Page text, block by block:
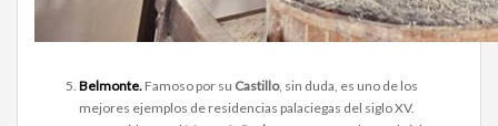
Belmonte. Famoso por su Castillo, sin duda, es uno de los
mejores ejemplos de residencias palaciegas del siglo XV.